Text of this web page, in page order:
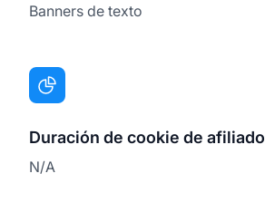
Banners de texto
Duración de cookie de afiliado
N/A